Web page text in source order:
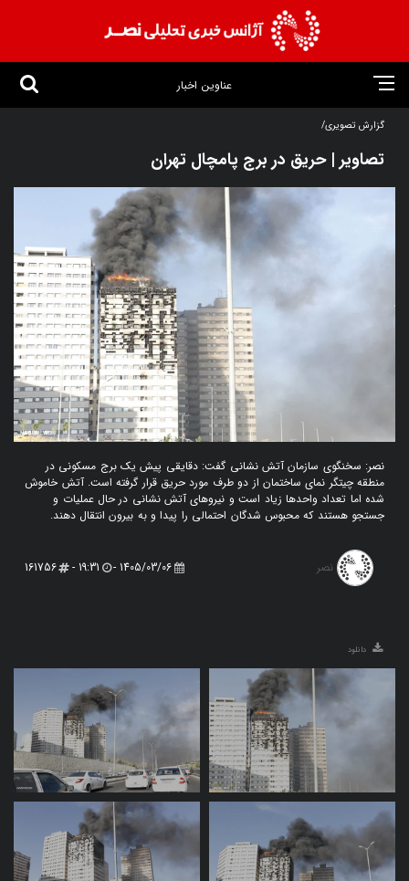
عناوین اخبار
گزارش تصویری/
تصاویر | حریق در برج پامچال تهران
نصر: سخنگوی سازمان آتش‌ نشانی گفت: دقایقی پیش یک برج مسکونی در
منطقه چیتگر نمای ساختمان از دو طرف مورد حریق قرار گرفته است. آتش خاموش
شده اما تعداد واحدها زیاد است و نیروهای آتش‌ نشانی در حال عملیات و
جستجو هستند که محبوس شدگان احتمالی را پیدا و به بیرون انتقال دهند.
نصر 1405/03/06 -
19:31 -
161756
دانلود